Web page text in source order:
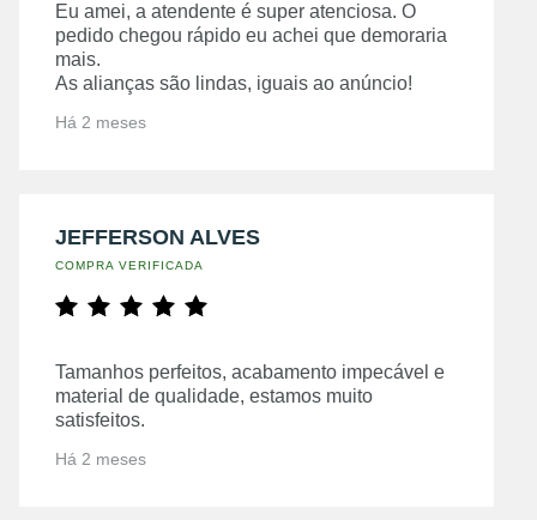
Eu amei, a atendente é super atenciosa. O
pedido chegou rápido eu achei que demoraria
mais.
As alianças são lindas, iguais ao anúncio!
Há 2 meses
JEFFERSON ALVES
COMPRA VERIFICADA
Tamanhos perfeitos, acabamento impecável e
material de qualidade, estamos muito
satisfeitos.
Há 2 meses